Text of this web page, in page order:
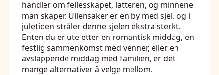
handler om fellesskapet, latteren, og minnene
man skaper. Ullensaker er en by med sjel, og i
juletiden stråler denne sjelen ekstra sterkt.
Enten du er ute etter en romantisk middag, en
festlig sammenkomst med venner, eller en
avslappende middag med familien, er det
mange alternativer å velge mellom.